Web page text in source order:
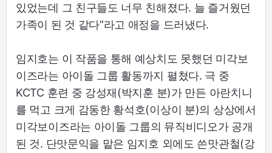
있었는데 그 친구들도 너무 친해졌다. 늘 즐거웠던
가족이 된 것 같다”라고 애정을 드러냈다.
임지호는 이 작품을 통해 예상치도 못했던 미각보
이즈라는 아이돌 그룹 활동까지 펼쳤다. 극 중
KCTC 훈련 중 강성재(박지훈 분)가 만든 아란치니
를 먹고 크게 감동한 황석호(이상이 분)의 상상에서
미각보이즈라는 아이돌 그룹의 뮤직비디오가 공개
된 것. 단맛문익을 맡은 임지호 외에도 쓴맛관철(강